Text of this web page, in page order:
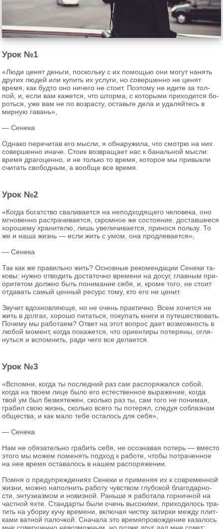
Урок №1
«Люди ценят день­ги, по­сколь­ку с их по­мо­щью они могут на­нять
дру­гих людей или ку­пить их услу­ги, но со­вер­шен­но не ценят
время, как будто оно ни­че­го не стоит. По­это­му не идите за тол­
пой, и, если вам ка­жет­ся, что штор­ма, с ко­то­ры­ми при­хо­дит­ся бо­
роть­ся, уже вам не по воз­рас­ту, оставь­те дела и уда­ляй­тесь в
мир­ную га­вань»,
— Се­не­ка
Од­на­ко пе­ре­чи­тав его мысли, я об­на­ру­жи­ла, что смот­рю на них
со­вер­шен­но иначе. Стоик воз­вра­ща­ет нас к ба­наль­ной мысли:
время дра­го­цен­но, и не толь­ко то время, ко­то­рое мы при­вык­ли
счи­тать сво­бод­ным, а во­об­ще все время.
Урок №2
«Когда бо­гат­ство сва­ли­ва­ет­ся на непод­хо­дя­ще­го че­ло­ве­ка, оно
мгно­вен­но рас­тра­чи­ва­ет­ся, скром­ное же со­сто­я­ние, до­став­ше­е­ся
хо­ро­ше­му хра­ни­те­лю, лишь уве­ли­чи­ва­ет­ся, при­но­ся поль­зу. То
же и наша жизнь — если жить с умом, она про­дле­ва­ет­ся»,
— Се­не­ка
Так как же пра­виль­но жить? Ос­нов­ные ре­ко­мен­да­ции Се­не­ки та­
ко­вы: нужно от­во­дить до­ста­точ­но вре­ме­ни на досуг, глав­ным при­
о­ри­те­том долж­но быть по­ни­ма­ние себя, и, кроме того, не стоит
от­да­вать самый цен­ный ре­сурс тому, кто его не ценит.
Зву­чит вдох­нов­ля­ю­ще, но не очень прак­тич­но. Всем хо­чет­ся не
жить в дол­гах, хо­ро­шо пи­тать­ся, по­ку­пать книги и пу­те­ше­ство­вать.
По­че­му мы ра­бо­та­ем? Ответ на этот во­прос дает воз­мож­ность в
любой мо­мент, когда по­ка­жет­ся, что ори­ен­ти­ры по­те­ря­ны, огля­
нуть­ся и вспом­нить, ради чего все де­ла­ет­ся.
Урок №3
«Вспом­ни, когда ты по­след­ний раз сам рас­по­ря­жал­ся собой,
когда на твоем лице было его есте­ствен­ное вы­ра­же­ние, когда
твой ум был без­мя­те­жен, сколь­ко раз ты, сам того не по­ни­мая,
гра­бил свою жизнь, сколь­ко всего ты по­те­рял, сле­дуя со­блаз­нам
об­ще­ства, и как мало тебе оста­лось для себя»,
— Се­не­ка
Нам не обя­за­тель­но гра­бить себя, не осо­зна­вая по­терь — вме­сто
этого мы можем по­ме­нять под­ход к ра­бо­те, чтобы по­тра­чен­ное
на нее время оста­ва­лось в нашем рас­по­ря­же­нии.
Помня о пре­ду­пре­жде­ни­ях Се­не­ки и при­ме­няя их к со­вре­мен­ной
жизни, можно на­пол­нить ра­бо­ту чув­ством глу­бо­кой бла­го­дар­но­
сти, эн­ту­зи­аз­мом и но­виз­ной. Рань­ше я ра­бо­та­ла гор­нич­ной на
част­ной яхте. Стан­дар­ты были очень вы­со­ки­ми, при­хо­ди­лось тра­
тить на убор­ку кучу вре­ме­ни, вклю­чая чист­ку за­тир­ки между плит­
ка­ми ват­ной па­лоч­кой. Сна­ча­ла это вре­мя­про­вож­де­ние ка­за­лось
мне со­вер­шен­но невоз­мож­ным, но позже друг дал мне совет: